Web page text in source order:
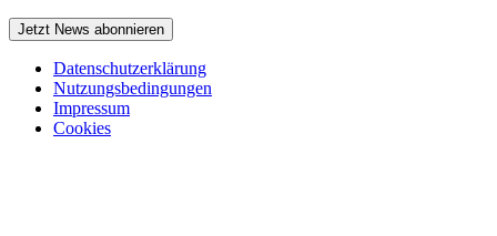
Jetzt News abonnieren
Datenschutzerklärung
Nutzungsbedingungen
Impressum
Cookies